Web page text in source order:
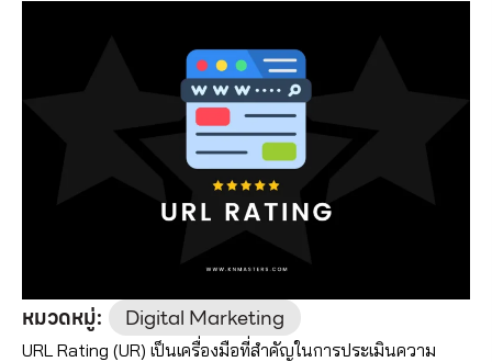
หมวดหมู่: Digital Marketing
URL Rating (UR) เป็นเครื่องมือที่สำคัญในการประเมินความ